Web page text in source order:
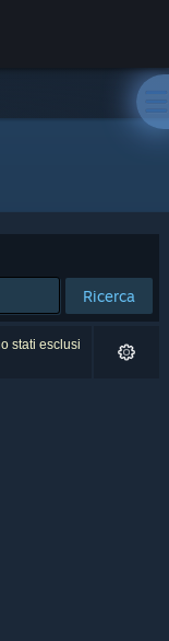
Ricerca
stati esclusi